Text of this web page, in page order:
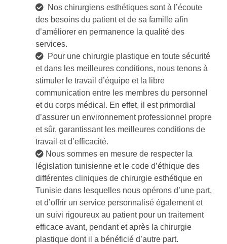
Nos chirurgiens esthétiques sont à l’écoute
des besoins du patient et de sa famille afin
d’améliorer en permanence la qualité des
services.
Pour une chirurgie plastique en toute sécurité
et dans les meilleures conditions, nous tenons à
stimuler le travail d’équipe et la libre
communication entre les membres du personnel
et du corps médical. En effet, il est primordial
d’assurer un environnement professionnel propre
et sûr, garantissant les meilleures conditions de
travail et d’efficacité.
Nous sommes en mesure de respecter la
législation tunisienne et le code d’éthique des
différentes cliniques de chirurgie esthétique en
Tunisie dans lesquelles nous opérons d’une part,
et d’offrir un service personnalisé également et
un suivi rigoureux au patient pour un traitement
efficace avant, pendant et après la chirurgie
plastique dont il a bénéficié d’autre part.